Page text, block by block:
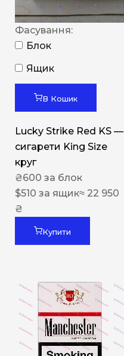
Фасування:
Блок
Ящик
В Кошик
Lucky Strike Red KS —
сигарети King Size
круг
₴600 за блок
$510 за ящик≈ 22 950
₴
Купити